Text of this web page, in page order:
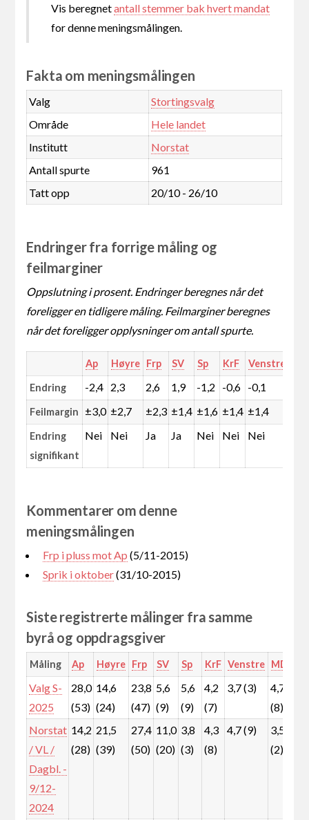
Vis beregnetantall stemmer bak hvert mandat
for denne meningsmålingen.
Fakta om meningsmålingen
Valg
Stortingsvalg
Område
Hele landet
Institutt
Norstat
Antall spurte
961
Tatt opp
20/10 - 26/10
Endringer fra forrige måling og
feilmarginer
Oppslutning i prosent. Endringer beregnes når det
foreligger en tidligere måling. Feilmarginer beregnes
når det foreligger opplysninger om antall spurte.
Ap Høyre Frp SV Sp KrF Venstre
Endring -2,4 2,3 2,6 1,9 -1,2 -0,6 -0,1
Feilmargin ±3,0 ±2,7 ±2,3 ±1,4 ±1,6 ±1,4 ±1,4
Endring
signifikant
Nei Nei Ja Ja Nei Nei Nei
Kommentarer om denne
meningsmålingen
Frp i pluss mot Ap (5/11-2015)
Sprik i oktober(31/10-2015)
Siste registrerte målinger fra samme
byrå og oppdragsgiver
Måling Ap Høyre Frp SV Sp KrF Venstre MDG
Valg S-
2025
28,0
(53)
14,6
(24)
23,8
(47)
5,6
(9)
5,6
(9)
4,2
(7)
3,7 (3)
4,7
(8)
Norstat
/ VL /
Dagbl. -
9/12-
2024
14,2
(28)
21,5
(39)
27,4
(50)
11,0
(20)
3,8
(3)
4,3
(8)
4,7 (9)
3,5
(2)